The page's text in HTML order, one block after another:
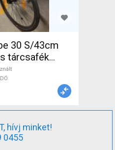
43cm
tárcsafék
hívj minket!
0455